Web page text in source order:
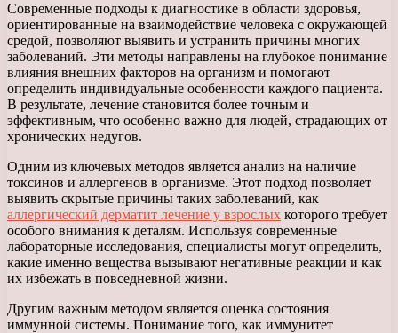
Современные подходы к диагностике в области здоровья,
ориентированные на взаимодействие человека с окружающей
средой, позволяют выявить и устранить причины многих
заболеваний. Эти методы направлены на глубокое понимание
влияния внешних факторов на организм и помогают
определить индивидуальные особенности каждого пациента.
В результате, лечение становится более точным и
эффективным, что особенно важно для людей, страдающих от
хронических недугов.
Одним из ключевых методов является анализ на наличие
токсинов и аллергенов в организме. Этот подход позволяет
выявить скрытые причины таких заболеваний, как
аллергический дерматит лечение у взрослых которого требует
особого внимания к деталям. Используя современные
лабораторные исследования, специалисты могут определить,
какие именно вещества вызывают негативные реакции и как
их избежать в повседневной жизни.
Другим важным методом является оценка состояния
иммунной системы. Понимание того, как иммунитет